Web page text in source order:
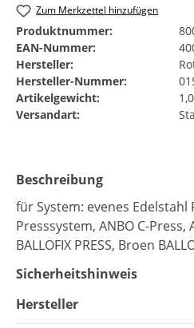
Zum Merkzettel hinzufügen
Produktnummer:
EAN-Nummer:
Hersteller:
Hersteller-Nummer:
Artikelgewicht:
Versandart:
Beschreibung
für System: evenes Edelstahl
Presssystem, ANBO C-
BALLOFIX PRESS, Broen
Sicherheitshinweis
Hersteller